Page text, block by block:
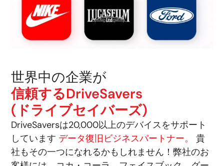
世界中の企業が
信頼するDriveSavers
(ドライブセイバーズ)
DriveSaversは20,000以上のデバイスをサポート
しています データ復旧ビジネスパートナー。
貴
社もその一つになれるかもしれません！弊社のお